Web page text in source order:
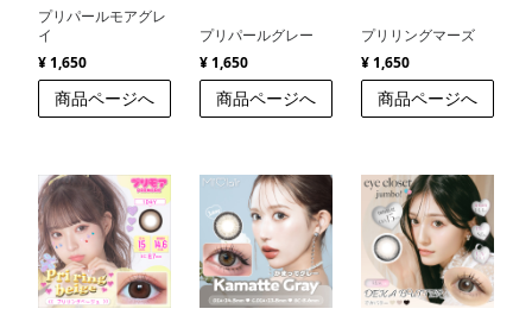
プリパールモアグレ
イ
¥ 1,650
商品ページへ
プリパールグレー
¥ 1,650
商品ページへ
プリリングマーズ
¥ 1,650
商品ページへ